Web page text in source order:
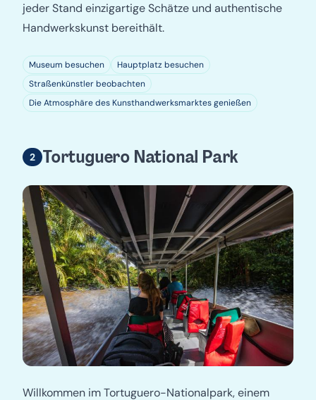
jeder Stand einzigartige Schätze und authentische
Handwerkskunst bereithält.
Museum besuchen
Hauptplatz besuchen
Straßenkünstler beobachten
Die Atmosphäre des Kunsthandwerksmarktes genießen
Tortuguero National Park
Willkommen im Tortuguero-Nationalpark, einem